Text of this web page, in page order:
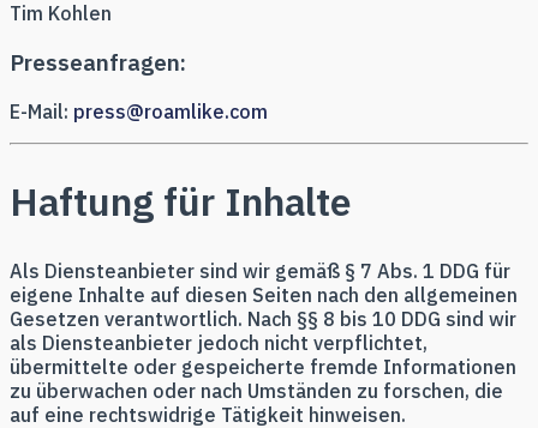
Tim Kohlen
Presseanfragen:
E-Mail: press@roamlike.com
Haftung für Inhalte
Als Diensteanbieter sind wir gemäß § 7 Abs. 1 DDG für
eigene Inhalte auf diesen Seiten nach den allgemeinen
Gesetzen verantwortlich. Nach §§ 8 bis 10 DDG sind wir
als Diensteanbieter jedoch nicht verpflichtet,
übermittelte oder gespeicherte fremde Informationen
zu überwachen oder nach Umständen zu forschen, die
auf eine rechtswidrige Tätigkeit hinweisen.